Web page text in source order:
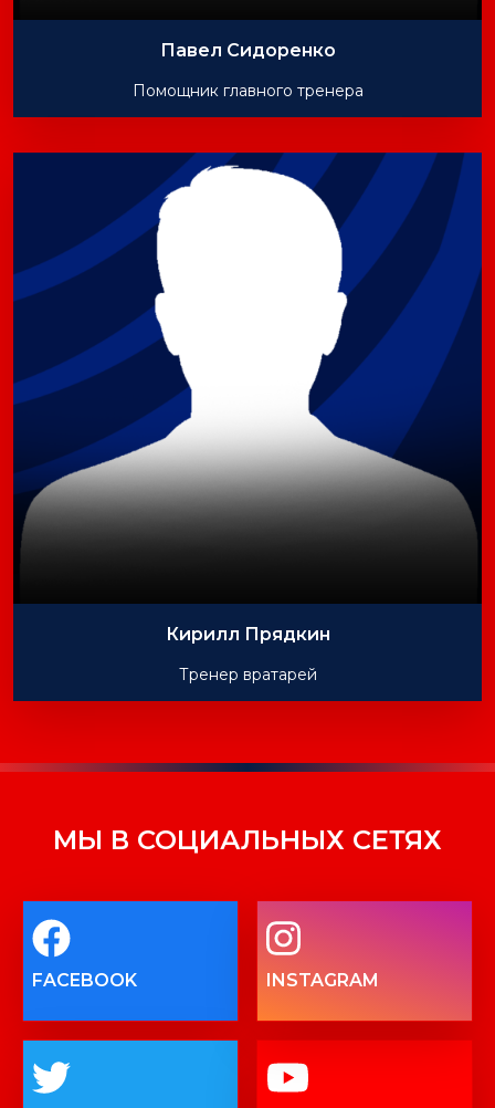
Павел Сидоренко
Помощник главного тренера
Кирилл Прядкин
Тренер вратарей
МЫ В СОЦИАЛЬНЫХ СЕТЯХ
FACEBOOK INSTAGRAM